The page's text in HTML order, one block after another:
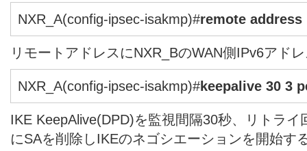
NXR_A(config-ipsec-isakmp)#remote address
リモートアドレスにNXR_BのWAN側IPv6アド
NXR_A(config-ipsec-isakmp)#keepalive 30 3
IKE KeepAlive(DPD)を監視間隔30秒、リトライ
にSAを削除しIKEのネゴシエーションを開始す